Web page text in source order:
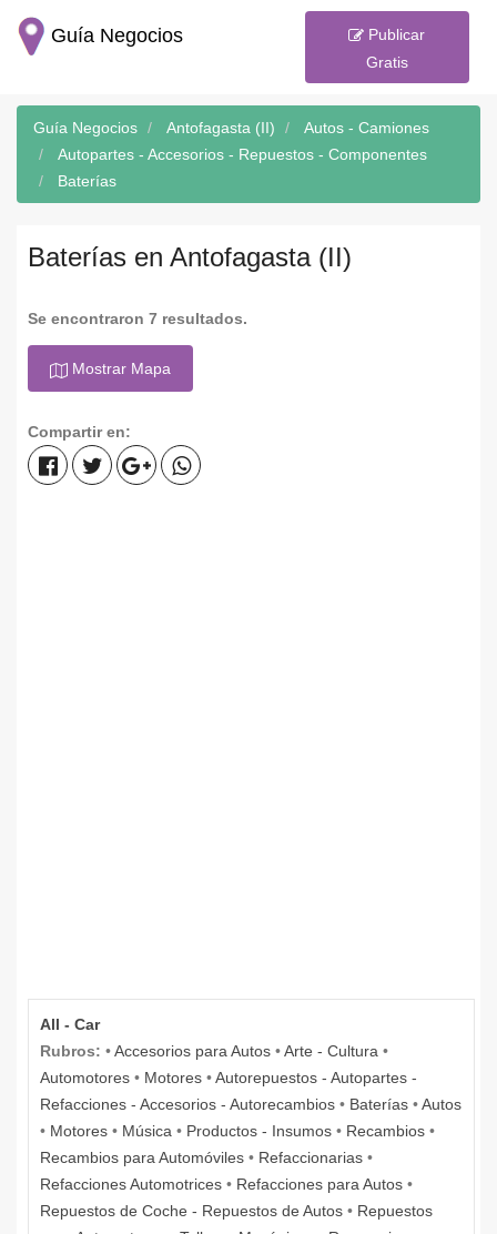
Guía Negocios
Publicar
Gratis
Guía Negocios Antofagasta (II)
Autos - Camiones
Autopartes - Accesorios - Repuestos - Componentes
Baterías
Baterías en Antofagasta (II)
Se encontraron 7 resultados.
Mostrar Mapa
Compartir en:
All - Car
Rubros: •Accesorios para Autos •Arte - Cultura •
Automotores • Motores •Autorepuestos - Autopartes -
Refacciones - Accesorios - Autorecambios • Baterías •Autos
• Motores • Música • Productos - Insumos • Recambios •
Recambios para Automóviles • Refaccionarias •
Refacciones Automotrices • Refacciones para Autos •
Repuestos de Coche - Repuestos de Autos • Repuestos